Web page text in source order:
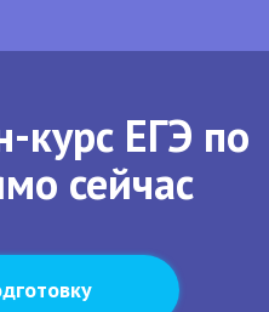
курс ЕГЭ по
сейчас